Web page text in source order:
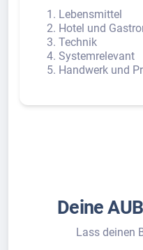
Lebensmittel
Hotel und
Technik
Systemrelevant
Handwerk und
Deine
Lass deinen